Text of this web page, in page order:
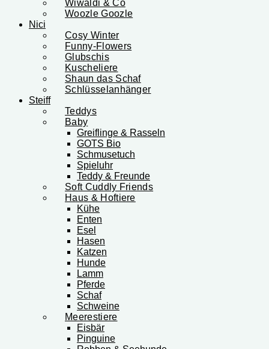
Wiwaldi & Co
Woozle Goozle
Nici
Cosy Winter
Funny-Flowers
Glubschis
Kuscheliere
Shaun das Schaf
Schlüsselanhänger
Steiff
Teddys
Baby
Greiflinge & Rasseln
GOTS Bio
Schmusetuch
Spieluhr
Teddy & Freunde
Soft Cuddly Friends
Haus & Hoftiere
Kühe
Enten
Esel
Hasen
Katzen
Hunde
Lamm
Pferde
Schaf
Schweine
Meerestiere
Eisbär
Pinguine